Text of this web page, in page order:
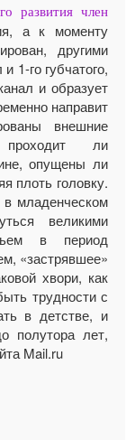
развития член
а к моменту
другими
1-го губчатого,
и образует
направит
внешние
ли
опущены ли
плоть головку.
младенческом
великими
в период
«застрявшее»
хвори, как
трудности с
в детстве, и
полутора лет,
Mail.ru